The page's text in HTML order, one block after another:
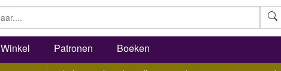
Winkel Patronen Boeken